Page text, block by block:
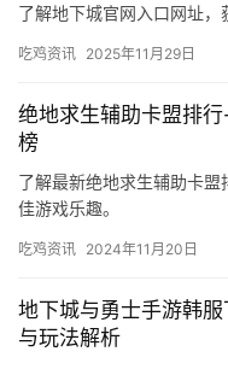
了解地下城官网入口网址，
吃鸡资讯 2025年11月29日
绝地求生辅助卡盟排
榜
了解最新绝地求生辅助卡
佳游戏乐趣。
吃鸡资讯 2024年11月20日
地下城与勇士手游韩
与玩法解析